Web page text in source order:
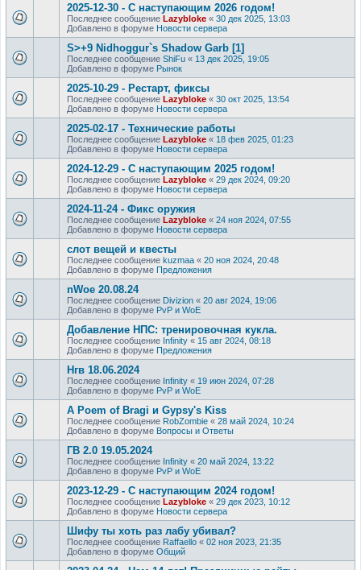
2025-12-30 - С наступающим 2026 годом!
Последнее сообщение Lazybloke « 30 дек 2025, 13:03
Добавлено в форуме Новости сервера
S>+9 Nidhoggur`s Shadow Garb [1]
Последнее сообщение ShiFu « 13 дек 2025, 19:05
Добавлено в форуме Рынок
2025-10-29 - Рестарт, фиксы
Последнее сообщение Lazybloke « 30 окт 2025, 13:54
Добавлено в форуме Новости сервера
2025-02-17 - Технические работы
Последнее сообщение Lazybloke « 18 фев 2025, 01:23
Добавлено в форуме Новости сервера
2024-12-29 - С наступающим 2025 годом!
Последнее сообщение Lazybloke « 29 дек 2024, 09:20
Добавлено в форуме Новости сервера
2024-11-24 - Фикс оружия
Последнее сообщение Lazybloke « 24 ноя 2024, 07:55
Добавлено в форуме Новости сервера
слот вещей и квесты
Последнее сообщение kuzmaa « 20 ноя 2024, 20:48
Добавлено в форуме Предложения
nWoe 20.08.24
Последнее сообщение Divizion « 20 авг 2024, 19:06
Добавлено в форуме PvP и WoE
Добавление НПС: тренировочная кукла.
Последнее сообщение Infinity « 15 авг 2024, 08:18
Добавлено в форуме Предложения
Нгв 18.06.2024
Последнее сообщение Infinity « 19 июн 2024, 07:28
Добавлено в форуме PvP и WoE
A Poem of Bragi и Gypsy's Kiss
Последнее сообщение RobZombie « 28 май 2024, 10:24
Добавлено в форуме Вопросы и Ответы
ГВ 2.0 19.05.2024
Последнее сообщение Infinity « 20 май 2024, 13:22
Добавлено в форуме PvP и WoE
2023-12-29 - С наступающим 2024 годом!
Последнее сообщение Lazybloke « 29 дек 2023, 10:12
Добавлено в форуме Новости сервера
Шифу ты хоть раз лабу убивал?
Последнее сообщение Raffaello « 02 ноя 2023, 21:35
Добавлено в форуме Общий